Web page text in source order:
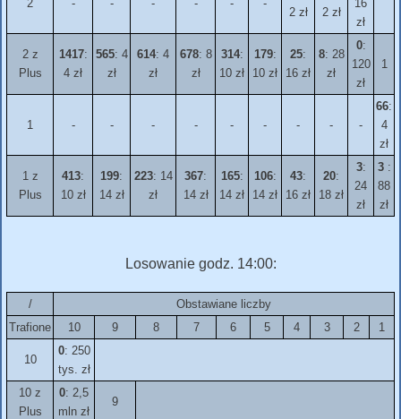
2 - - - - - -
2 zł 2 zł
16
zł
2 z
Plus
1417:
4 zł
565: 4
zł
614: 4
zł
678: 8
zł
314:
10 zł
179:
10 zł
25:
16 zł
8: 28
zł
0:
120
zł
1
1 - - - - - - - - -
66:
4
zł
1 z
Plus
413:
10 zł
199:
14 zł
223: 14
zł
367:
14 zł
165:
14 zł
106:
14 zł
43:
16 zł
20:
18 zł
3:
24
zł
3 :
88
zł
Losowanie godz. 14:00:
/
Obstawiane liczby
Trafione
10 9 8 7 6 5 4 3 2 1
10
0: 250
tys. zł
10 z
Plus
0: 2,5
mln zł
9